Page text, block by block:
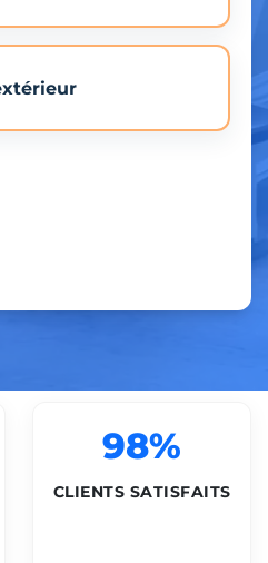
98%
CLIENTS SATISFAITS